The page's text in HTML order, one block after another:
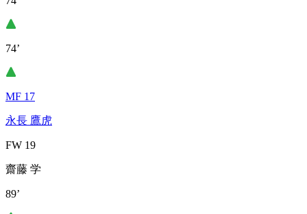
74’
MF 17
永長 鷹虎
FW 19
齋藤 学
89’